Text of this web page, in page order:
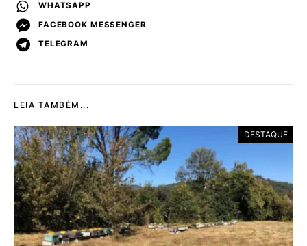
WHATSAPP
FACEBOOK MESSENGER
TELEGRAM
LEIA TAMBÉM...
DESTAQUE